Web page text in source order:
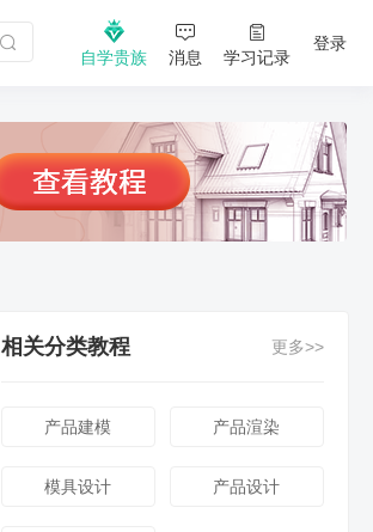
自学贵族 消息 学习记录
登录
相关分类教程 更多>>
产品建模 产品渲染
模具设计 产品设计